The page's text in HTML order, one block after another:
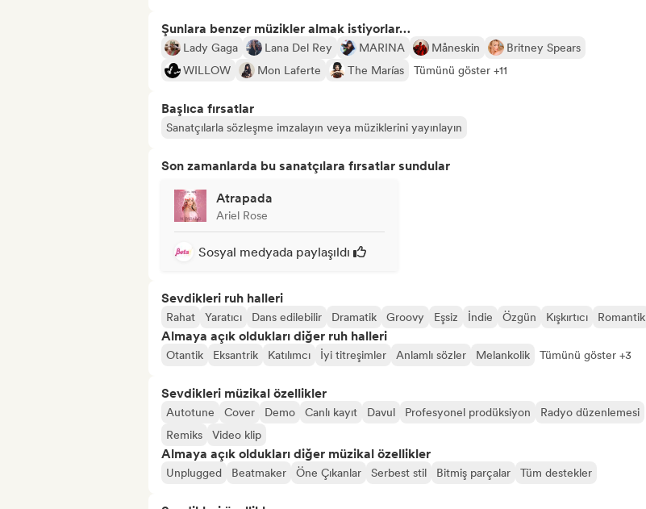
Şunlara benzer müzikler almak istiyorlar…
Lady Gaga Lana Del Rey MARINA Måneskin
Britney Spears
WILLOW
Mon Laferte The Marías Tümünü göster +11
Başlıca fırsatlar
Sanatçılarla sözleşme imzalayın veya müziklerini yayınlayın
Son zamanlarda bu sanatçılara fırsatlar sundular
Atrapada
Ariel Rose
Sosyal medyada paylaşıldı
Sevdikleri ruh halleri
Rahat Yaratıcı Dans edilebilir Dramatik Groovy Eşsiz İndie Özgün Kışkırtıcı Romantik
Almaya açık oldukları diğer ruh halleri
Otantik Eksantrik Katılımcı İyi titreşimler Anlamlı sözler Melankolik Tümünü göster +3
Sevdikleri müzikal özellikler
Autotune Cover Demo Canlı kayıt Davul Profesyonel prodüksiyon
Radyo düzenlemesi
Remiks
Video klip
Almaya açık oldukları diğer müzikal özellikler
Unplugged Beatmaker Öne Çıkanlar Serbest stil Bitmiş parçalar Tüm destekler